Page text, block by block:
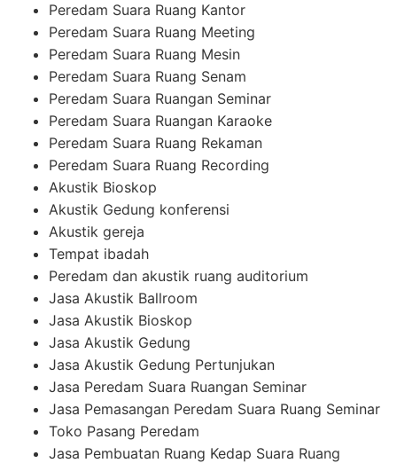
Peredam Suara Ruang Kantor
Peredam Suara Ruang Meeting
Peredam Suara Ruang Mesin
Peredam Suara Ruang Senam
Peredam Suara Ruangan Seminar
Peredam Suara Ruangan Karaoke
Peredam Suara Ruang Rekaman
Peredam Suara Ruang Recording
Akustik Bioskop
Akustik Gedung konferensi
Akustik gereja
Tempat ibadah
Peredam dan akustik ruang auditorium
Jasa Akustik Ballroom
Jasa Akustik Bioskop
Jasa Akustik Gedung
Jasa Akustik Gedung Pertunjukan
Jasa Peredam Suara Ruangan Seminar
Jasa Pemasangan Peredam Suara Ruang Seminar
Toko Pasang Peredam
Jasa Pembuatan Ruang Kedap Suara Ruang